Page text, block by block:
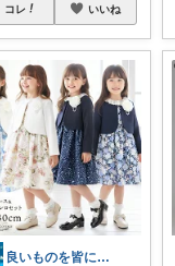
コレ いいね
良いものを皆にシェアしたい